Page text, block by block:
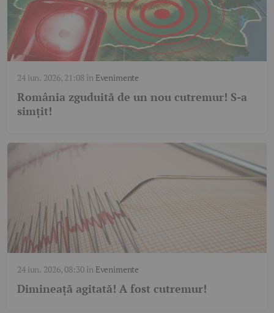
24 iun. 2026, 21:08în Evenimente
România zguduită de un nou cutremur! S-a
simțit!
24 iun. 2026, 08:30în Evenimente
Dimineață agitată! A fost cutremur!